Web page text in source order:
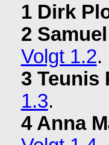
1 Dirk
2
Volgt 1.2.
3 Teunis
1.3.
4 Anna